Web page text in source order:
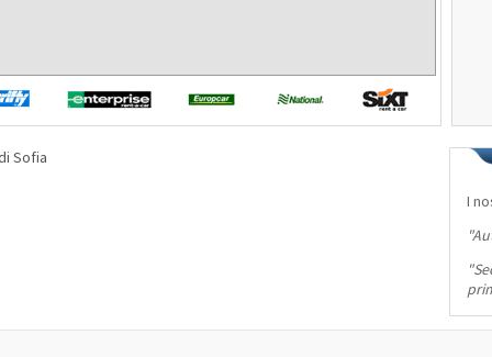
Sofia
I
"
"